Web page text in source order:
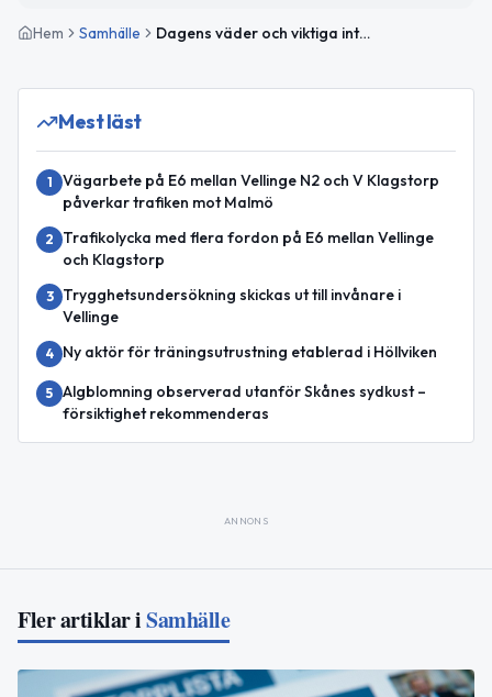
Hem Samhälle Dagens väder och viktiga internationella dagar att uppmärksamma
Mest läst
1
Vägarbete på E6 mellan Vellinge N2 och V Klagstorp
påverkar trafiken mot Malmö
2
Trafikolycka med flera fordon på E6 mellan Vellinge
och Klagstorp
3
Trygghetsundersökning skickas ut till invånare i
Vellinge
4 Ny aktör för träningsutrustning etablerad i Höllviken
5 Algblomning observerad utanför Skånes sydkust –
försiktighet rekommenderas
ANNONS
Fler artiklar iSamhälle